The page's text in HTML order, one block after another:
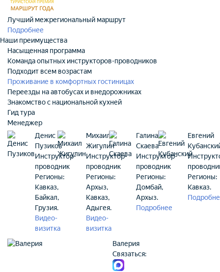
Лучший межрегиональный маршрут
Подробнее
Наши преимущества
Насыщенная программа
Команда опытных инструкторов-проводников
Подходит всем возрастам
Проживание в комфортных гостиницах
Переезды на автобусах и внедорожниках
Знакомство с национальной кухней
Гид тура
Менеджер
Денис
Пузиков
Инструктор-
проводник
Регионы:
Кавказ,
Байкал,
Грузия.
Видео-
визитка
Михаил
Жигулин
Инструктор-
проводник
Регионы:
Архыз,
Кавказ,
Адыгея.
Видео-
визитка
Галина
Скаева
Инструктор-
проводник
Регионы:
Домбай,
Архыз.
Подробнее
Евгений
Регионы:
Кавказ.
Валерия
Связаться: